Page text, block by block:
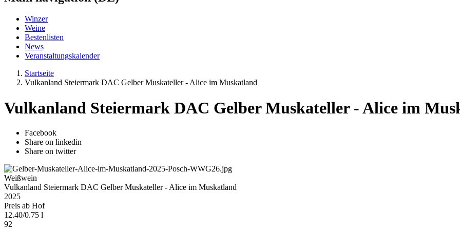
Winzer
Weine
Bestenlisten
News
Veranstaltungskalender
Startseite
Vulkanland Steiermark DAC Gelber Muskateller - Alice im Muskatland
Vulkanland Steiermark DAC Gelber Muskateller - Alice im
Facebook
Share on linkedin
Share on twitter
Weißwein
Vulkanland Steiermark DAC Gelber Muskateller - Alice im Muskatland
2025
Preis ab Hof
12.40/0.75 l
92